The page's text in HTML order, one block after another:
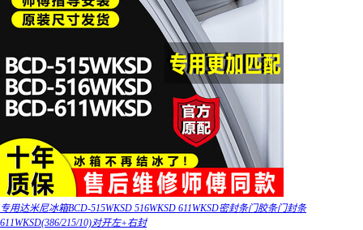
专用达米尼冰箱BCD-515WKSD 516WKSD 611WKSD密封条门胶条门封条
611WKSD(386/215/10)对开左+右封